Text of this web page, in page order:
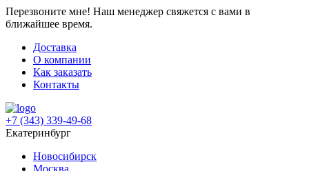
Перезвоните мне! Наш менеджер свяжется с вами в
ближайшее время.
Доставка
О компании
Как заказать
Контакты
+7 (343) 339-49-68
Екатеринбург
Новосибирск
Москва